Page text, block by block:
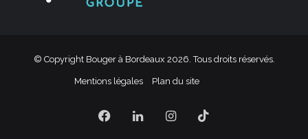
© Copyright Bouger à Bordeaux 2026. Tous droits réservés.
Mentions légales Plan du site
Facebook
LinkedinInstagram